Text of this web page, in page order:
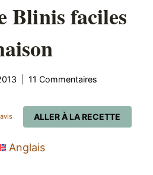
Blinis faciles
11 Commentaires
ALLER À LA RECETTE
avis
Anglais